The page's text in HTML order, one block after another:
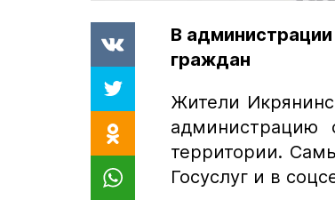
В
граждан
Жители
администрацию
территории.
Госуслуг и в